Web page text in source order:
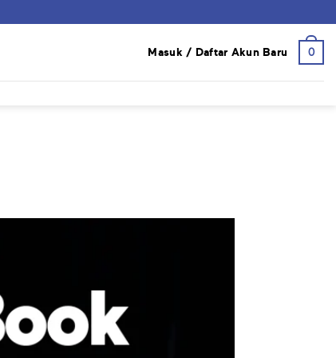
Masuk / Daftar Akun Baru 0